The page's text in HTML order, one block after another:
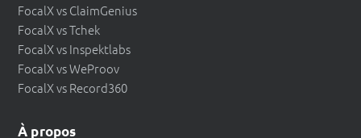
FocalX vs ClaimGenius
FocalX vs Tchek
FocalX vs Inspektlabs
FocalX vs WeProov
FocalX vs Record360
À propos